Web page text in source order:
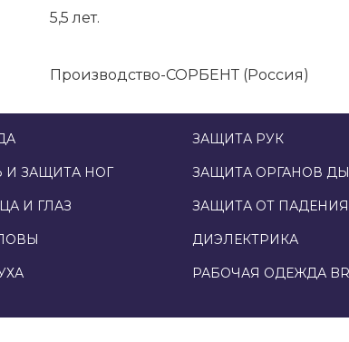
5,5 лет.
Производство-СОРБЕНТ (Россия)
И ЗАЩИТА НОГ
И ГЛАЗ
ЗАЩИТА РУК
ЗАЩИТА ОРГАНОВ
ЗАЩИТА ОТ ПАДЕНИЯ
ДИЭЛЕКТРИКА
РАБОЧАЯ ОДЕЖДА